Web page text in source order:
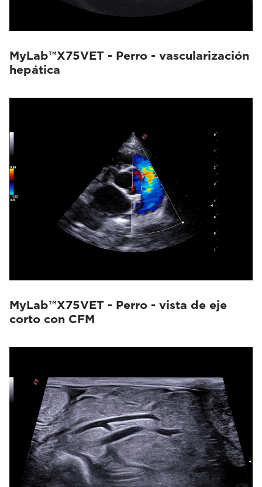
MyLab™X75VET - Perro - vascularización
hepática
MyLab™X75VET - Perro - vista de eje
corto con CFM